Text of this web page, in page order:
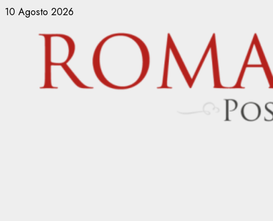
Vai
contenuto
10 Agosto 2026